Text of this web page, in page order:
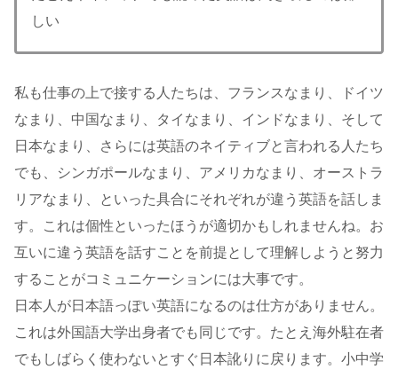
しい
私も仕事の上で接する人たちは、フランスなまり、ドイツ
なまり、中国なまり、タイなまり、インドなまり、そして
日本なまり、さらには英語のネイティブと言われる人たち
でも、シンガポールなまり、アメリカなまり、オーストラ
リアなまり、といった具合にそれぞれが違う英語を話しま
す。これは個性といったほうが適切かもしれませんね。お
互いに違う英語を話すことを前提として理解しようと努力
することがコミュニケーションには大事です。
日本人が日本語っぽい英語になるのは仕方がありません。
これは外国語大学出身者でも同じです。たとえ海外駐在者
でもしばらく使わないとすぐ日本訛りに戻ります。小中学